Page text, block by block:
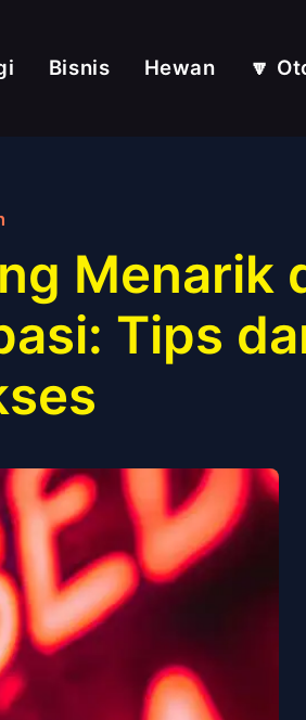
Bisnis Hewan 🔽
Menarik
Tips